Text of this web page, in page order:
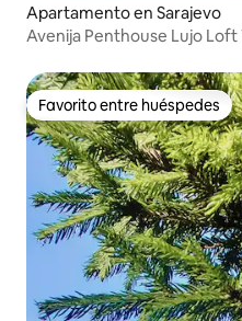
Apartamento en Sarajevo
Avenija Penthouse Lujo
Favorito entre huéspedes
Favorito entre huéspedes